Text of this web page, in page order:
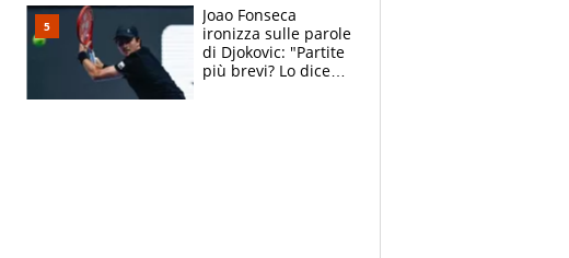
Joao Fonseca
ironizza sulle parole
di Djokovic: "Partite
più brevi? Lo dice